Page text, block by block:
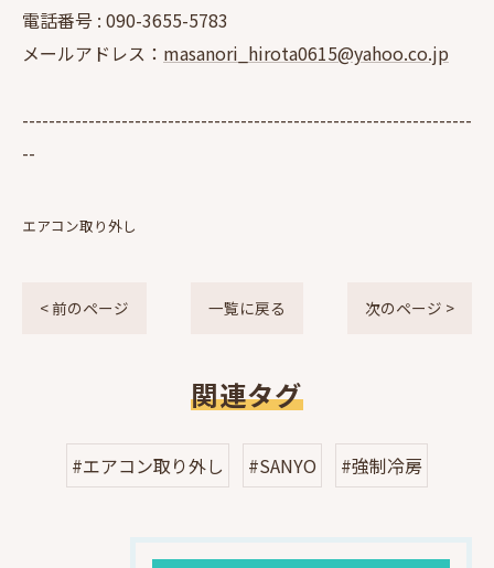
電話番号 : 090-3655-5783
メールアドレス： masanori_hirota0615@yahoo.co.jp
--------------------------------------------------------------------
--
エアコン取り外し
< 前のページ 一覧に戻る 次のページ >
関連タグ
#エアコン取り外し #SANYO #強制冷房